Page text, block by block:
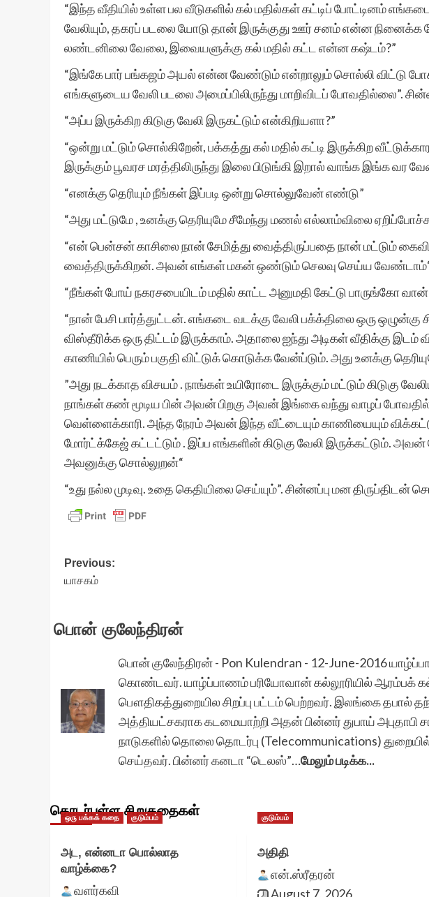
“இந்த வீதியில் உள்ள பல வீடுகளில் கல் மதில்கள் கட்டிப் போட்டினம்
வேலியும், தகரப் படலை யோடு தான் இருக்குது ஊர் சனம் என்ன
லண்டனிலை வேலை, இவையளுக்கு கல் மதில் கட்ட என்ன கஷ்டம்?”
“இங்கே பார் பங்கஜம் அயல் என்ன வேண்டும் என்றாலும் சொல்லி விட்டு
எங்களுடைய வேலி படலை அமைப்பிலிருந்து மாறிவிடப் போவதில்லை”.
“அப்ப இருக்கிற கிடுகு வேலி இருகட்டும் என்கிறியளா?”
“ஒன்று மட்டும் சொல்கிறேன், பக்கத்து கல் மதில் கட்டி இருக்கிற
இருக்கும் பூவரச மரத்திலிருந்து இலை பிடுங்கி இறால் வாங்க இங்க வர
“எனக்கு தெரியும் நீங்கள் இப்படி ஒன்று சொல்லுவேன் எண்டு”
“அது மட்டுமே , உனக்கு தெரியுமே சீமேந்து மணல் எல்லாம்விலை
“என் பென்சன் காசிலை நான் சேமித்து வைத்திருப்பதை நான் மட்டும்
வைத்திருக்கிறன். அவன் எங்கள் மகன் ஒண்டும் செலவு செய்ய
“நீங்கள் போய் நகரசபையிடம் மதில் காட்ட அனுமதி கேட்டு பாருங்கோ
“நான் பேசி பார்த்துட்டன். எங்கடை வடக்கு வேலி பக்க்திலை ஒரு
விஸ்தீரிக்க ஒரு திட்டம் இருக்காம். அதாலை ஐந்து அடிகள் வீதிக்கு இடம்
காணியில் பெரும் பகுதி விட்டுக் கொடுக்க வேன்ப்டும். அது உனக்கு
”அது நடக்காத விசயம் . நாங்கள் உயிரோடை இருக்கும் மட்டும் கிடுகு
நாங்கள் கண் மூடிய பின் அவன் பிறகு அவன் இங்கை வந்து வாழப்
வெள்ளைக்காரி. அந்த நேரம் அவன் இந்த வீட்டையும் காணியையும்
மோர்ட்க்கேஜ் கட்டட்டும் . இப்ப எங்களின் கிடுகு வேலி இருக்கட்டும்.
அவனுக்கு சொல்லுறன்“
“உது நல்ல முடிவு. உதை கெதியிலை செய்யும்”. சின்னப்பு மன திருப்திடன்
Post
navigation
Previous:
யாசகம்
பொன் குலேந்திரன்
பொன் குலேந்திரன் - Pon Kulendran - 12-June-2016
கொண்டவர். யாழ்ப்பாணம் பரியோவான் கல்லூரியில் ஆரம்பக்
பௌதிகத்துறையில சிறப்பு பட்டம் பெற்றவர். இலங்கை தபால்
அத்தியட்சகராக கடமையாற்றி அதன் பின்னர் துபாய் அபுதாபி
நாடுகளில் தொலை தொடர்பு (Telecommunications)
செய்தவர். பின்னர் கனடா “டெலஸ்”…மேலும் படிக்க...
தொடர்புள்ள சிறுகதைகள்
ஒரு பக்கக் கதை குடும்பம்
அட, என்னடா பொல்லாத
வாழ்க்கை?
வளர்கவி
குடும்பம்
அதிதி
என்.ஸ்ரீதரன்
August 7, 2026